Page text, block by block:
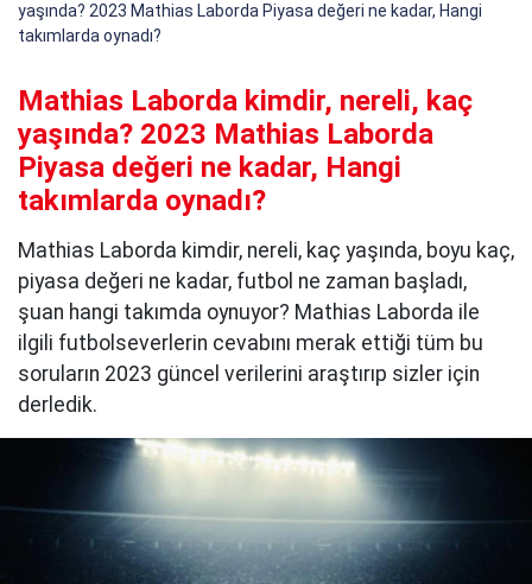
yaşında? 2023 Mathias Laborda Piyasa değeri ne kadar, Hangi
takımlarda oynadı?
Mathias Laborda kimdir, nereli, kaç
yaşında? 2023 Mathias Laborda
Piyasa değeri ne kadar, Hangi
takımlarda oynadı?
Mathias Laborda kimdir, nereli, kaç yaşında, boyu kaç,
piyasa değeri ne kadar, futbol ne zaman başladı,
şuan hangi takımda oynuyor? Mathias Laborda ile
ilgili futbolseverlerin cevabını merak ettiği tüm bu
soruların 2023 güncel verilerini araştırıp sizler için
derledik.